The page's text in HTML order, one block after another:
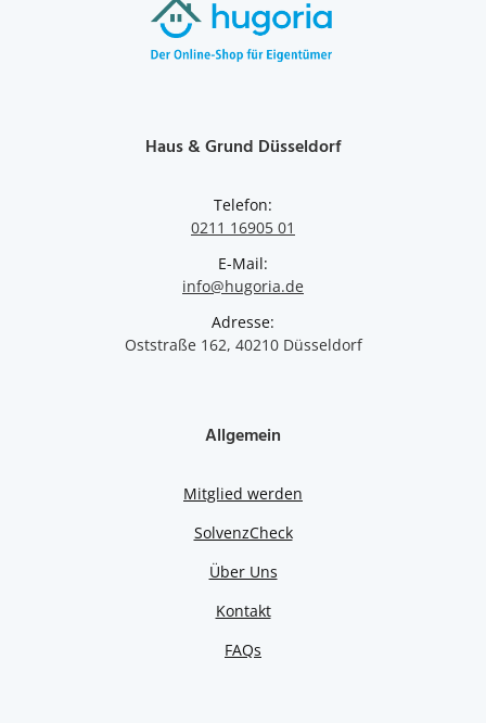
Haus & Grund Düsseldorf
Telefon:
0211 16905 01
E-Mail:
info@hugoria.de
Adresse:
Oststraße 162, 40210 Düsseldorf
Allgemein
Mitglied werden
SolvenzCheck
Über Uns
Kontakt
FAQs